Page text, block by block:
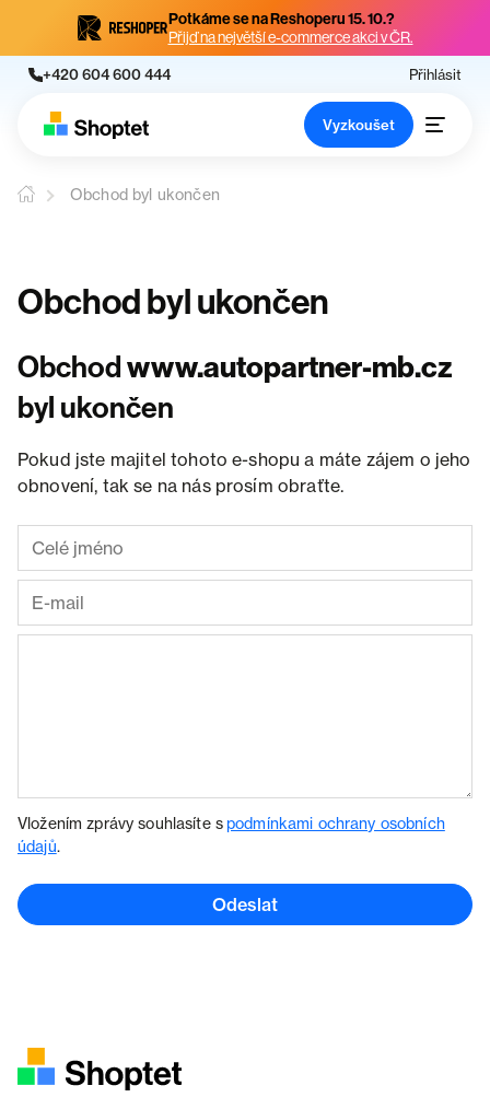
Potkáme se na Reshoperu 15. 10.?
Přijď na největší e-commerce akci v ČR.
+420 604 600 444 Přihlásit
Vyzkoušet
Obchod byl ukončen
Obchod byl ukončen
Obchodwww.autopartner-mb.cz
byl ukončen
Pokud jste majitel tohoto e-shopu a máte zájem o jeho
obnovení, tak se na nás prosím obraťte.
Vložením zprávy souhlasíte spodmínkami ochrany osobních
údajů.
Odeslat